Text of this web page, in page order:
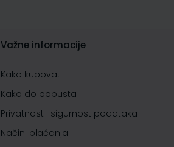
Važne informacije
Kako kupovati
Kako do popusta
Privatnost i sigurnost podataka
Načini plaćanja